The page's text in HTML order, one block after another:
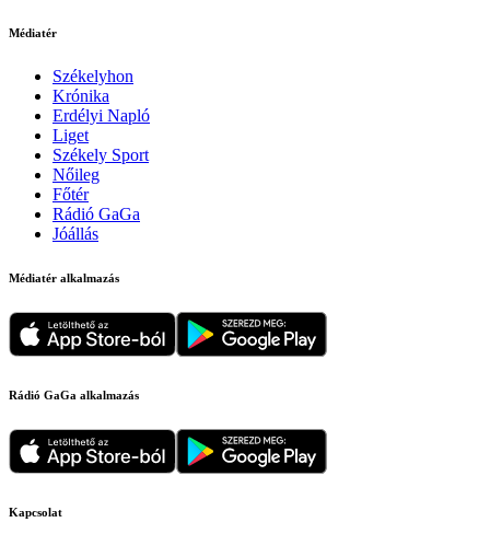
Médiatér
Székelyhon
Krónika
Erdélyi Napló
Liget
Székely Sport
Nőileg
Főtér
Rádió GaGa
Jóállás
Médiatér alkalmazás
Rádió GaGa alkalmazás
Kapcsolat